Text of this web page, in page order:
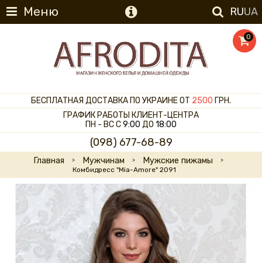
Меню RUUA
0
БЕСПЛАТНАЯ ДОСТАВКА ПО УКРАИНЕ ОТ 2500 ГРН.
ГРАФИК РАБОТЫ КЛИЕНТ-ЦЕНТРА
ПН - ВС С9:00 ДО 18:00
(098) 677-68-89
Главная Мужчинам Мужские пижамы
Комбидресс "Mia-Amore" 2091